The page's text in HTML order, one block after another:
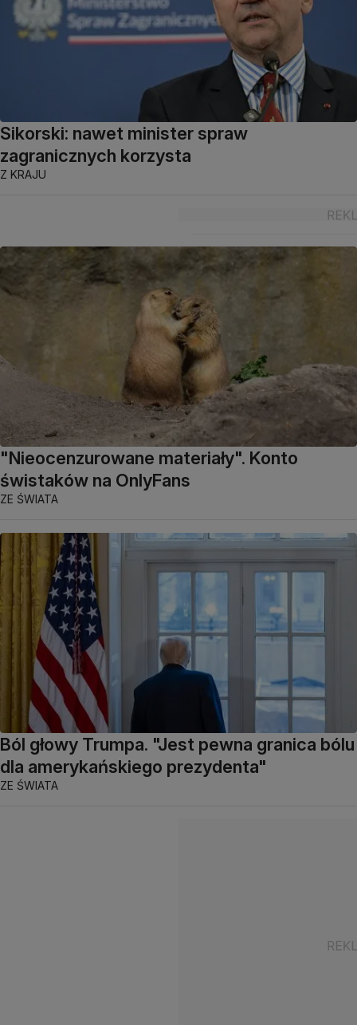
Sikorski: nawet minister spraw
zagranicznych korzysta
Z KRAJU
"Nieocenzurowane materiały". Konto
świstaków na OnlyFans
ZE ŚWIATA
Ból głowy Trumpa. "Jest pewna granica bólu
dla amerykańskiego prezydenta"
ZE ŚWIATA